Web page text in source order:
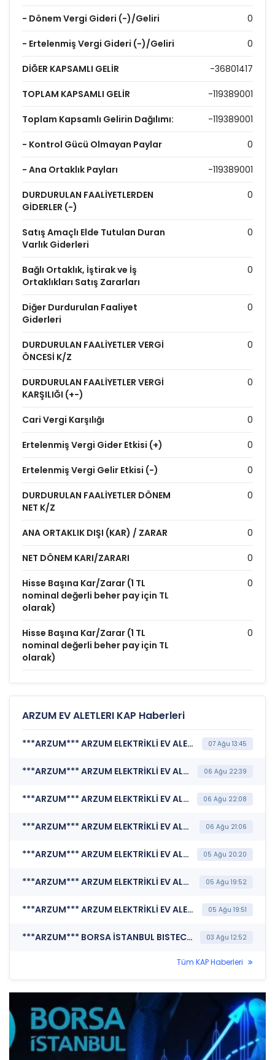
- Dönem Vergi Gideri (-)/Geliri 0
- Ertelenmiş Vergi Gideri (-)/Geliri 0
DİĞER KAPSAMLI GELİR -36801417
TOPLAM KAPSAMLI GELİR -119389001
Toplam Kapsamlı Gelirin Dağılımı: -119389001
- Kontrol Gücü Olmayan Paylar 0
- Ana Ortaklık Payları -119389001
DURDURULAN FAALİYETLERDEN
GİDERLER (-)
0
Satış Amaçlı Elde Tutulan Duran
Varlık Giderleri
0
Bağlı Ortaklık, İştirak ve İş
Ortaklıkları Satış Zararları
0
Diğer Durdurulan Faaliyet
Giderleri
0
DURDURULAN FAALİYETLER VERGİ
ÖNCESİ K/Z
0
DURDURULAN FAALİYETLER VERGİ
KARŞILIĞI (+-)
0
Cari Vergi Karşılığı 0
Ertelenmiş Vergi Gider Etkisi (+) 0
Ertelenmiş Vergi Gelir Etkisi (-) 0
DURDURULAN FAALİYETLER DÖNEM
NET K/Z
0
ANA ORTAKLIK DIŞI (KAR) / ZARAR 0
NET DÖNEM KARI/ZARARI 0
Hisse Başına Kar/Zarar (1 TL
nominal değerli beher pay için TL
olarak)
0
Hisse Başına Kar/Zarar (1 TL
nominal değerli beher pay için TL
olarak)
0
ARZUM EV ALETLERI KAP Haberleri
***ARZUM*** ARZUM ELEKTRİKLİ EV ALETLERİ SANAYİ VE TİCARET A.Ş. (Sermaye Artırımı - Azaltımı İşlemlerine İlişkin Bildirim) 07 Ağu 13:45
***ARZUM*** ARZUM ELEKTRİKLİ EV ALETLERİ SANAYİ VE TİCARET A.Ş. (Katılım Finansı İlkeleri Bilgi Formu ) 06 Ağu 22:39
***ARZUM*** ARZUM ELEKTRİKLİ EV ALETLERİ SANAYİ VE TİCARET A.Ş. (Sermaye Artırımı - Azaltımı İşlemlerine İlişkin Bildirim) 06 Ağu 22:08
***ARZUM*** ARZUM ELEKTRİKLİ EV ALETLERİ SANAYİ VE TİCARET A.Ş. (Sermaye Artırımı - Azaltımı İşlemlerine İlişkin Bildirim) 06 Ağu 21:06
***ARZUM*** ARZUM ELEKTRİKLİ EV ALETLERİ SANAYİ VE TİCARET A.Ş. (Faaliyet Raporu (Konsolide)) 05 Ağu 20:20
***ARZUM*** ARZUM ELEKTRİKLİ EV ALETLERİ SANAYİ VE TİCARET A.Ş. (Finansal Rapor) 05 Ağu 19:52
***ARZUM*** ARZUM ELEKTRİKLİ EV ALETLERİ SANAYİ VE TİCARET A.Ş. (Sorumluluk Beyanı (Konsolide)) 05 Ağu 19:51
***ARZUM*** BORSA İSTANBUL BISTECH DEVRE KESİCİ UYGULAMASI (Pay Bazında Devre Kesici Bildirimi) 03 Ağu 12:52
Tüm KAP Haberleri